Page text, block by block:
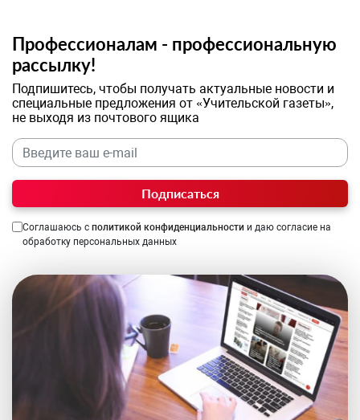
Профессионалам - профессиональную
рассылку!
Подпишитесь, чтобы получать актуальные новости и
специальные предложения от «Учительской газеты»,
не выходя из почтового ящика
Подписаться
Соглашаюсь с политикой конфиденциальности и даю согласие на
обработку персональных данных